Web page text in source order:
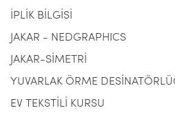
İPLİK BİLGİSİ
JAKAR - NEDGRAPHICS
JAKAR-SİMETRİ
YUVARLAK ÖRME
EV TEKSTİLİ KURSU